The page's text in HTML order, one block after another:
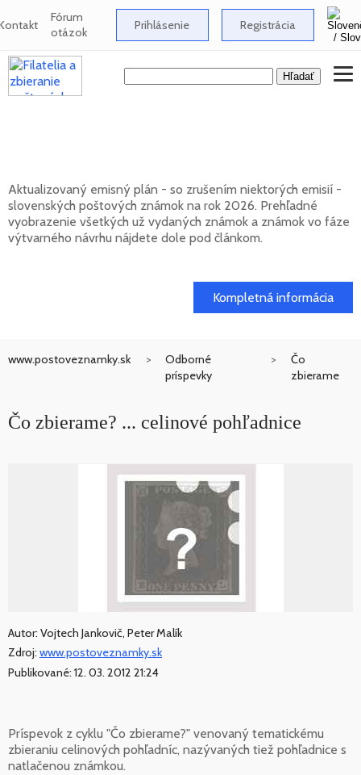
Fórum
otázok Prihlásenie Registrácia
Aktualizovaný emisný plán - so zrušením niektorých emisií -
slovenských poštových známok na rok 2026. Prehľadné
vyobrazenie všetkých už vydaných známok a známok vo fáze
výtvarného návrhu nájdete dole pod článkom.
Kompletná informácia
www.postoveznamky.sk
Odborné
príspevky
Čo
zbierame
Čo zbierame? ... celinové pohľadnice
Autor: Vojtech Jankovič, Peter Malík
Zdroj: www.postoveznamky.sk
Publikované: 12. 03. 2012 21:24
Príspevok z cyklu "Čo zbierame?" venovaný tematickému
zbieraniu celinových pohľadníc, nazývaných tiež pohľadnice s
natlačenou známkou.